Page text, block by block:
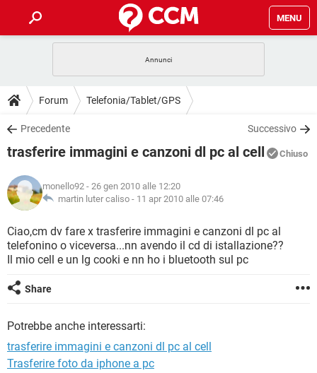
MENU
INTRATTENIMENTO ANDROID
iOS
INSTAGRAM WHATSAPP
TIKTOK
HARDWARE
GUIDE
COVID-19 GAMING
INSTAGRAM WHATSAPP
TIKTOK
HARDWARE
DOWNLOAD
COVID-19 GAMING
INTRATTENIMENTO
iOS WINDOWS 10
INSTAGRAM WHATSAPP
TIKTOK FACEBOOK
COVID-19 GAMING
INTRATTENIMENTO
iOS WINDOWS 10
INSTAGRAM WHATSAPP
TIKTOK
GLOSSARIO
COVID-19 GAMING
INTRATTENIMENTO ANDROID
INSTAGRAM
TIKTOK
HARDWARE
Forum Telefonia/Tablet/GPS
Precedente Successivo
trasferire immagini e canzoni dl pc al cell Chiuso
monello92 - 26 gen 2010 alle 12:20
martin luter caliso - 11 apr 2010 alle 07:46
Ciao,cm dv fare x trasferire immagini e canzoni dl pc al
telefonino o viceversa...nn avendo il cd di istallazione??
Il mio cell e un lg cooki e nn ho i bluetooth sul pc
Share
Potrebbe anche interessarti:
trasferire immagini e canzoni dl pc al cell
Trasferire foto da iphone a pc